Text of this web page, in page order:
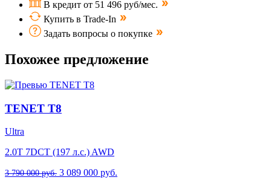
В кредит от 51 496 руб/мес.
Купить в Trade-In
Задать вопросы о покупке
Похожее предложение
TENET T8
Ultra
2.0T 7DCT (197 л.с.) AWD
3 790 000 руб. 3 089 000 руб.